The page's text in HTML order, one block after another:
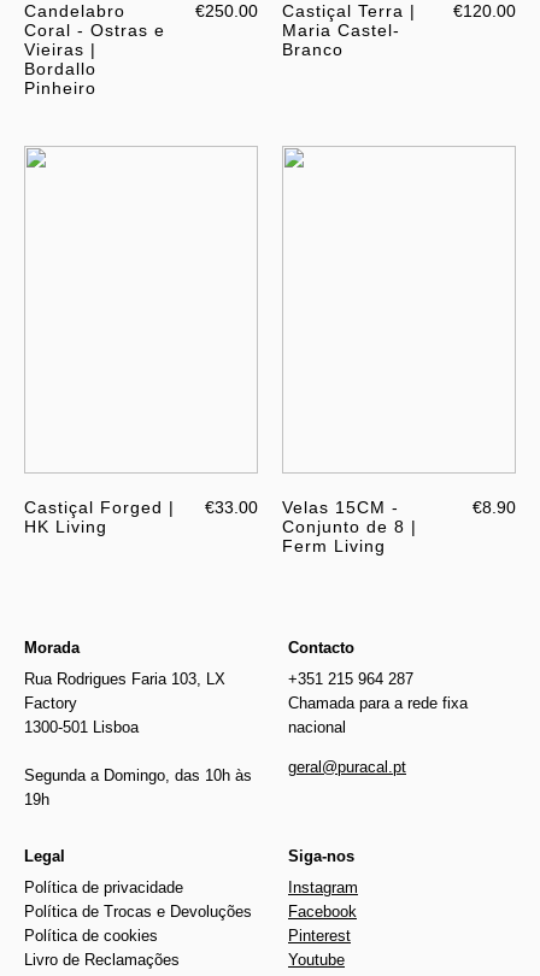
Candelabro
Coral - Ostras e
Vieiras |
Bordallo
Pinheiro
€250.00
Castiçal Terra |
Maria Castel-
Branco
€120.00
Castiçal Forged |
HK Living
€33.00
Velas 15CM -
Conjunto de 8 |
Ferm Living
€8.90
Morada
Rua Rodrigues Faria 103, LX
Factory
1300-501 Lisboa
Segunda a Domingo, das 10h às
19h
Contacto
+351 215 964 287
Chamada para a rede fixa
nacional
geral@puracal.pt
Legal
Política de privacidade
Política de Trocas e Devoluções
Política de cookies
Livro de Reclamações
Siga-nos
Instagram
Facebook
Pinterest
Youtube